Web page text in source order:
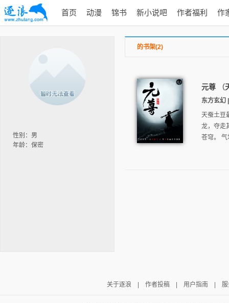
首页 动漫 锦书 新小说吧 作者福利 作
性别：男
年龄：保密
的书架(2)
元尊 （
东方玄幻
天蚕土豆
龙，夺走
苍穹。
关于逐浪 作者投稿| 用户指南 服